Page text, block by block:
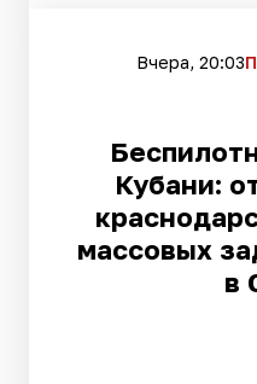
Вчера, 20:03
Кубани:
массовых
в